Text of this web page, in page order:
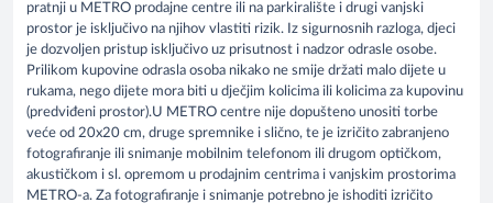
pratnji u METRO prodajne centre ili na parkiralište i drugi vanjski
prostor je isključivo na njihov vlastiti rizik. Iz sigurnosnih razloga, djeci
je dozvoljen pristup isključivo uz prisutnost i nadzor odrasle osobe.
Prilikom kupovine odrasla osoba nikako ne smije držati malo dijete u
rukama, nego dijete mora biti u dječjim kolicima ili kolicima za kupovinu
(predviđeni prostor).U METRO centre nije dopušteno unositi torbe
veće od 20x20 cm, druge spremnike i slično, te je izričito zabranjeno
fotografiranje ili snimanje mobilnim telefonom ili drugom optičkom,
akustičkom i sl. opremom u prodajnim centrima i vanjskim prostorima
METRO-a. Za fotografiranje i snimanje potrebno je ishoditi izričito